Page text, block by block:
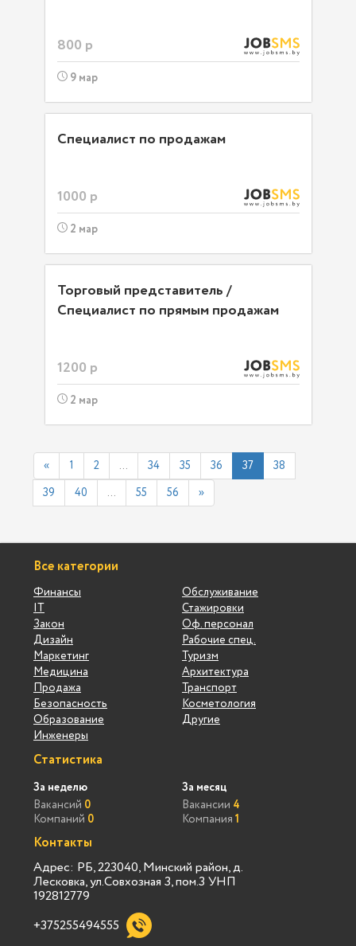
800 р
9 мар
Специалист по продажам
1000 р
2 мар
Торговый представитель /
Специалист по прямым продажам
1200 р
2 мар
« 1 2 ... 34 35 36 37 38
39 40 ... 55 56 »
Все категории
Финансы
IT
Закон
Дизайн
Маркетинг
Медицина
Продажа
Безопасность
Образование
Инженеры
Обслуживание
Стажировки
Оф. персонал
Рабочие спец.
Туризм
Архитектура
Транспорт
Косметология
Другие
Статистика
За неделю
Вакансий 0
Компаний 0
За месяц
Вакансии 4
Компания 1
Контакты
Адрес: РБ, 223040, Минский район, д.
Лесковка, ул.Совхозная 3, пом.3 УНП
192812779
+375255494555